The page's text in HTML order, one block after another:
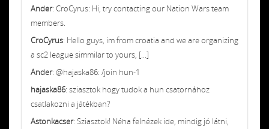
Ander: CroCyrus: Hi, try contacting our Nation Wars team
members.
CroCyrus: Hello guys, im from croatia and we are organizing
a sc2 league simmilar to yours, [...]
Ander: @hajaska86: /join hun-1
hajaska86: sziasztok hogy tudok a hun csatornához
csatlakozni a játékban?
Astonkacser: Sziasztok! Néha felnézek ide, mindig jó látni,